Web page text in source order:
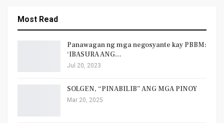
Most Read
Panawagan ng mga negosyante kay PBBM:
‘IBASURA ANG…
Jul 20, 2023
SOLGEN, “PINABILIB” ANG MGA PINOY
Mar 20, 2025